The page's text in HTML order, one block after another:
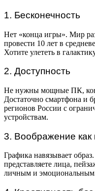
1. Бесконечность
Нет «конца игры». Мир
провести 10 лет в
Хотите улететь в
2. Доступность
Не нужны мощные ПК,
Достаточно смартфона и
регионов России с
устройствам.
3. Воображение как
Графика навязывает
представляете лица,
личным и